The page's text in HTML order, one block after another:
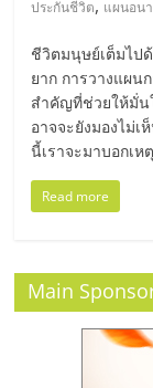
ไชส์
ขาย
แฟ
รน
ไชส์
แฟ
ประกันชีวิต, แผนอน
ชีวิตมนุษย์เต็มไป
ยาก การวางแผน
สำคัญที่ช่วยให้มั่น
อาจจะยังมองไม่
นี้เราจะมาบอกเห
Read more
Main